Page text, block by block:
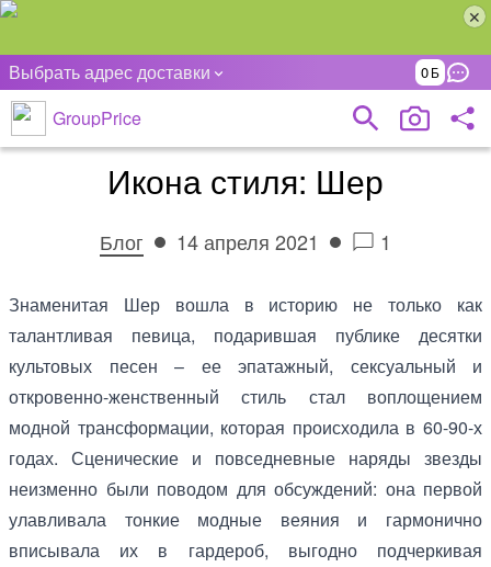
Выбрать адрес доставки 0
GroupPrice
Икона стиля: Шер
Блог 14 апреля 2021 1
Знаменитая Шер вошла в историю не только как
талантливая певица, подарившая публике десятки
культовых песен – ее эпатажный, сексуальный и
откровенно-женственный стиль стал воплощением
модной трансформации, которая происходила в 60-90-х
годах. Сценические и повседневные наряды звезды
неизменно были поводом для обсуждений: она первой
улавливала тонкие модные веяния и гармонично
вписывала их в гардероб, выгодно подчеркивая